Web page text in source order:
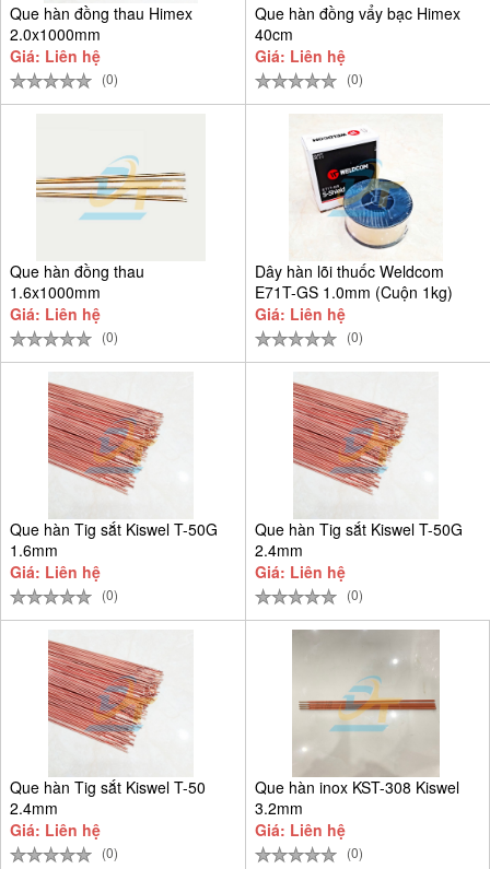
Que hàn đồng thau Himex
2.0x1000mm
Giá: Liên hệ
(0)
Que hàn đồng vẩy bạc Himex
40cm
Giá: Liên hệ
(0)
Que hàn đồng thau
1.6x1000mm
Giá: Liên hệ
(0)
Dây hàn lõi thuốc Weldcom
E71T-GS 1.0mm (Cuộn 1kg)
Giá: Liên hệ
(0)
Que hàn Tig sắt Kiswel T-50G
1.6mm
Giá: Liên hệ
(0)
Que hàn Tig sắt Kiswel T-50G
2.4mm
Giá: Liên hệ
(0)
Que hàn Tig sắt Kiswel T-50
2.4mm
Giá: Liên hệ
(0)
Que hàn inox KST-308 Kiswel
3.2mm
Giá: Liên hệ
(0)